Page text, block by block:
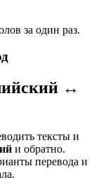
за один раз.
↔
тексты и
и обратно.
перевода и